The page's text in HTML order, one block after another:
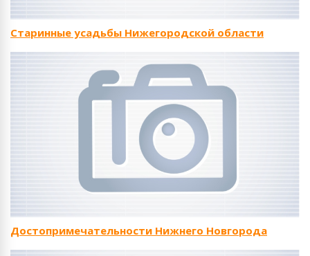
Старинные усадьбы Нижегородской области
Достопримечательности Нижнего Новгорода